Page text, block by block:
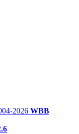
2026 WBB